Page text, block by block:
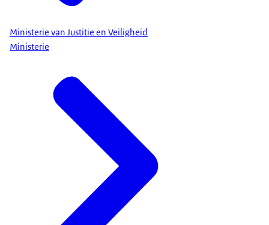
Ministerie van Justitie en Veiligheid
Ministerie